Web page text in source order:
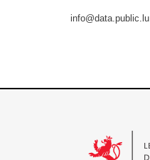
info@data.public.lu